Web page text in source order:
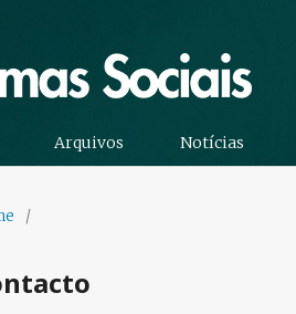
Arquivos Notícias
/